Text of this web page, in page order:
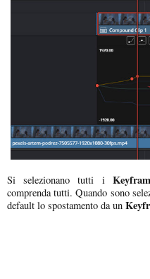
Si selezionano tutti i
comprenda tutti. Quando sono
default lo spostamento da un